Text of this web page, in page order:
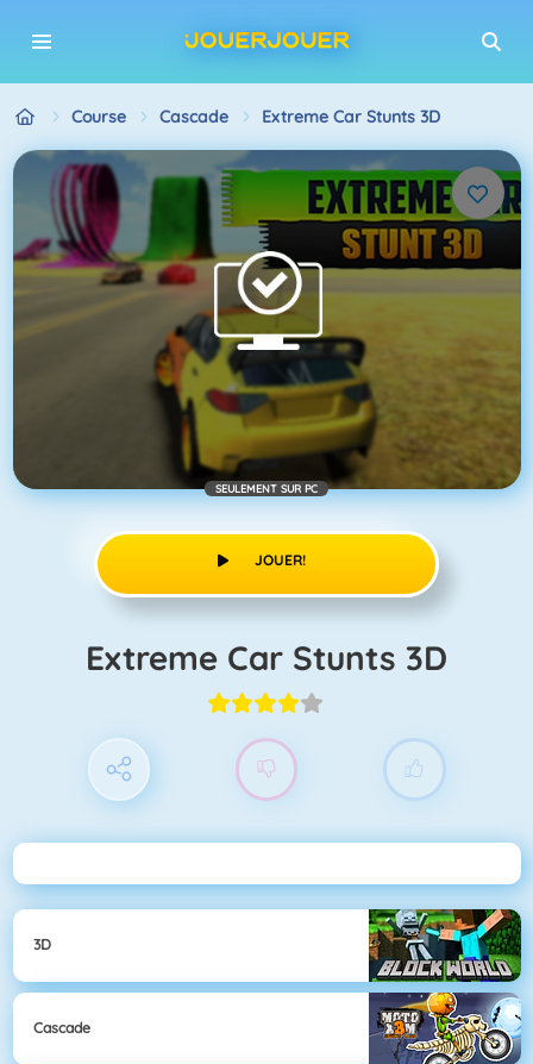
Course Cascade Extreme Car Stunts 3D
SEULEMENT SUR PC
JOUER!
Extreme Car Stunts 3D
3D
Cascade